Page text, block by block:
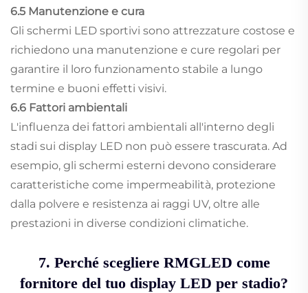
6.5 Manutenzione e cura
Gli schermi LED sportivi sono attrezzature costose e
richiedono una manutenzione e cure regolari per
garantire il loro funzionamento stabile a lungo
termine e buoni effetti visivi.
6.6 Fattori ambientali
L'influenza dei fattori ambientali all'interno degli
stadi sui display LED non può essere trascurata. Ad
esempio, gli schermi esterni devono considerare
caratteristiche come impermeabilità, protezione
dalla polvere e resistenza ai raggi UV, oltre alle
prestazioni in diverse condizioni climatiche.
7. Perché scegliere RMGLED come
fornitore del tuo display LED per stadio?